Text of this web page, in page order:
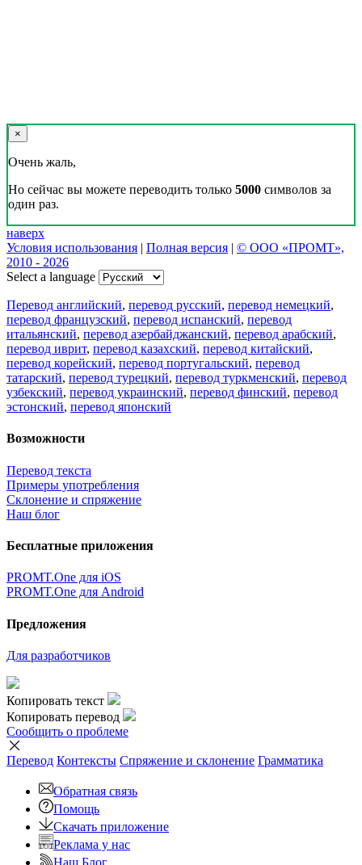
×
Очень жаль,
Но сейчас вы можете переводить только 5000 символов за
один раз.
наверх
Условия использования | Полная версия | © ООО «ПРОМТ»,
2010 - 2026
Select a language
Перевод английский, перевод русский, перевод немецкий,
перевод французский, перевод испанский, перевод
итальянский, перевод азербайджанский, перевод арабский,
перевод иврит, перевод казахский, перевод китайский,
перевод корейский, перевод португальский, перевод
татарский, перевод турецкий, перевод туркменский, перевод
узбекский, перевод украинский, перевод финский, перевод
эстонский, перевод японский
Возможности
Перевод текста
Примеры употребления
Склонение и спряжение
Наш блог
Бесплатные приложения
PROMT.One для iOS
PROMT.One для Android
Предложения
Для разработчиков
Копировать текст
Копировать перевод
Сообщить о проблеме
Перевод Контексты Спряжение и склонение Грамматика
Обратная связь
Помощь
Скачать приложение
Реклама у нас
Наш Блог